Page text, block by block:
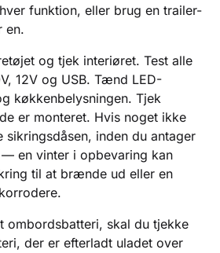
funktion, eller brug en trailer-
en.
og tjek interiøret. Test alle
12V og USB. Tænd LED-
køkkenbelysningen. Tjek
er monteret. Hvis noget ikke
sikringsdåsen, inden du antager
en vinter i opbevaring kan
til at brænde ud eller en
ombordsbatteri, skal du tjekke
der er efterladt uladet over